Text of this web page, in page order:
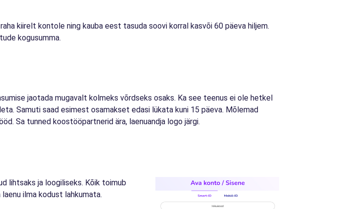
kiirelt kontole ning kauba eest tasuda soovi korral kasvõi 60 päeva hiljem.
kogusumma.
jaotada mugavalt kolmeks võrdseks osaks. Ka see teenus ei ole hetkel
Samuti saad esimest osamakset edasi lükata kuni 15 päeva. Mõlemad
Sa tunned koostööpartnerid ära, laenuandja logo järgi.
lihtsaks ja loogiliseks. Kõik toimub
ilma kodust lahkumata.